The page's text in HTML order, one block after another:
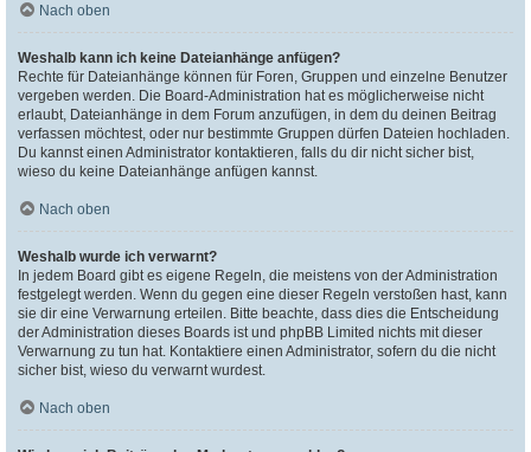
Nach oben
Weshalb kann ich keine Dateianhänge anfügen?
Rechte für Dateianhänge können für Foren, Gruppen und einzelne Benutzer
vergeben werden. Die Board-Administration hat es möglicherweise nicht
erlaubt, Dateianhänge in dem Forum anzufügen, in dem du deinen Beitrag
verfassen möchtest, oder nur bestimmte Gruppen dürfen Dateien hochladen.
Du kannst einen Administrator kontaktieren, falls du dir nicht sicher bist,
wieso du keine Dateianhänge anfügen kannst.
Nach oben
Weshalb wurde ich verwarnt?
In jedem Board gibt es eigene Regeln, die meistens von der Administration
festgelegt werden. Wenn du gegen eine dieser Regeln verstoßen hast, kann
sie dir eine Verwarnung erteilen. Bitte beachte, dass dies die Entscheidung
der Administration dieses Boards ist und phpBB Limited nichts mit dieser
Verwarnung zu tun hat. Kontaktiere einen Administrator, sofern du die nicht
sicher bist, wieso du verwarnt wurdest.
Nach oben